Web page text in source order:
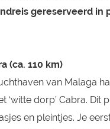
gereserveerd
(ca. 110 km)
van Malaga
‘witte dorp’ Cabra.
en pleintjes. Je